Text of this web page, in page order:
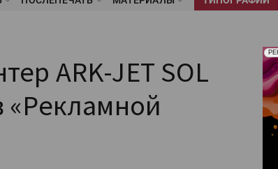
ARK-JET SOL
«Рекламной